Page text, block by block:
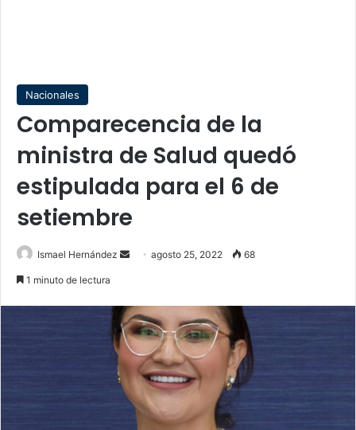
Nacionales
Comparecencia de la
ministra de Salud quedó
estipulada para el 6 de
setiembre
Ismael Hernández
Sendagosto 25, 2022 68
1 minuto de lectura